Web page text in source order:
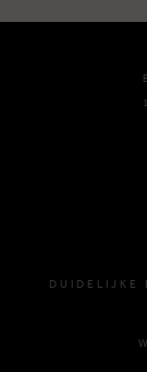
DUIDELIJKE